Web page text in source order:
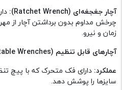
آچار جغجغه‌ای (Ratchet Wrench):
چرخش مداوم بدون برداشتن آچار از
زمان و نیرو.
آچارهای قابل تنظیم (Adjustable Wrenches):
عملکرد: دارای فک متحرک که با پیچ
سایزها را پوشش دهد.